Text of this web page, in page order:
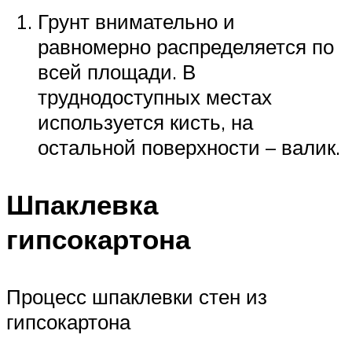
Грунт внимательно и
равномерно распределяется по
всей площади. В
труднодоступных местах
используется кисть, на
остальной поверхности – валик.
Шпаклевка
гипсокартона
Процесс шпаклевки стен из
гипсокартона